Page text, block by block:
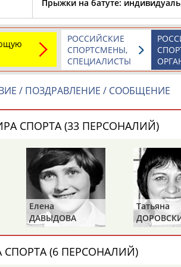
РЕКЛАМА
Адресов в
Прыжки на батуте:
РОССИЙСКИЕ
СПОРТСМЕНЫ,
СПЕЦИАЛИСТЫ
/ ПОЗДРАВЛЕНИЕ / СООБЩЕНИЕ
СПОРТА (33 ПЕРСОНАЛИЙ)
Татьяна
ДОРОВСКИХ
(САМОЛЕНКО,
(6 ПЕРСОНАЛИЙ)